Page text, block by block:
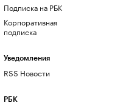
Подписка на РБК
Корпоративная
подписка
Уведомления
RSS Новости
РБК